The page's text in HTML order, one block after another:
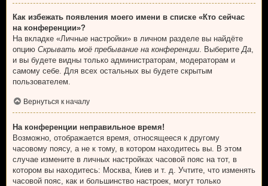
Как избежать появления моего имени в списке «Кто сейчас
на конференции»?
На вкладке «Личные настройки» в личном разделе вы найдёте
опцию Скрывать моё пребывание на конференции . Выберите Да
и вы будете видны только администраторам, модераторам и
самому себе. Для всех остальных вы будете скрытым
пользователем.
Вернуться к началу
На конференции неправильное время!
Возможно, отображается время, относящееся к другому
часовому поясу, а не к тому, в котором находитесь вы. В этом
случае измените в личных настройках часовой пояс на тот, в
котором вы находитесь: Москва, Киев и т. д. Учтите, что изменять
часовой пояс, как и большинство настроек, могут только